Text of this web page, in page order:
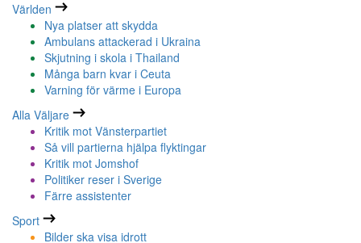
Världen
Nya platser att skydda
Ambulans attackerad i Ukraina
Skjutning i skola i Thailand
Många barn kvar i Ceuta
Varning för värme i Europa
Alla Väljare
Kritik mot Vänsterpartiet
Så vill partierna hjälpa flyktingar
Kritik mot Jomshof
Politiker reser i Sverige
Färre assistenter
Sport
Bilder ska visa idrott